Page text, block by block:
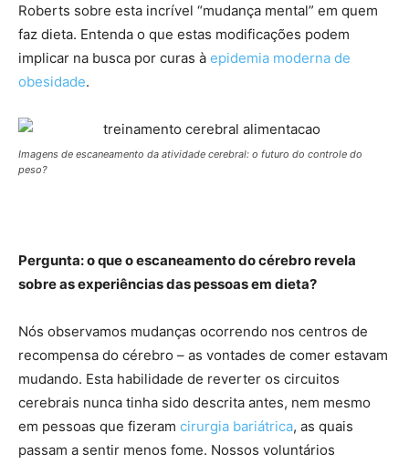
Roberts sobre esta incrível “mudança mental” em quem
faz dieta. Entenda o que estas modificações podem
implicar na busca por curas à epidemia moderna de
obesidade.
Imagens de escaneamento da atividade cerebral: o futuro do controle do
peso?
Pergunta: o que o escaneamento do cérebro revela
sobre as experiências das pessoas em dieta?
Nós observamos mudanças ocorrendo nos centros de
recompensa do cérebro – as vontades de comer estavam
mudando. Esta habilidade de reverter os circuitos
cerebrais nunca tinha sido descrita antes, nem mesmo
em pessoas que fizeram cirurgia bariátrica, as quais
passam a sentir menos fome. Nossos voluntários